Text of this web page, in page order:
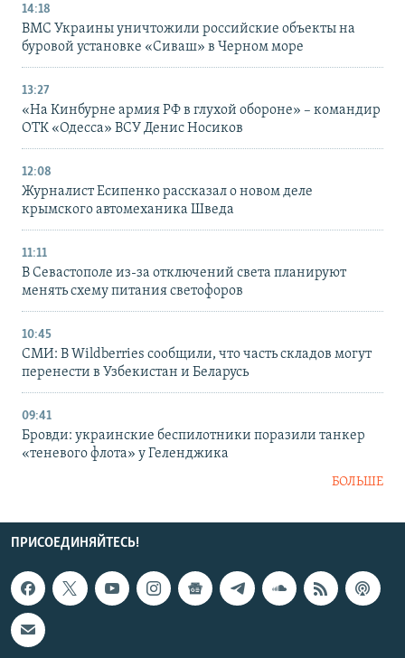
14:18
ВМС Украины уничтожили российские объекты на
буровой установке «Сиваш» в Черном море
13:27
«На Кинбурне армия РФ в глухой обороне» – командир
ОТК «Одесса» ВСУ Денис Носиков
12:08
Журналист Есипенко рассказал о новом деле
крымского автомеханика Шведа
11:11
В Севастополе из-за отключений света планируют
менять схему питания светофоров
10:45
СМИ: В Wildberries сообщили, что часть складов могут
перенести в Узбекистан и Беларусь
09:41
Бровди: украинские беспилотники поразили танкер
«теневого флота» у Геленджика
БОЛЬШЕ
ПРИСОЕДИНЯЙТЕСЬ!